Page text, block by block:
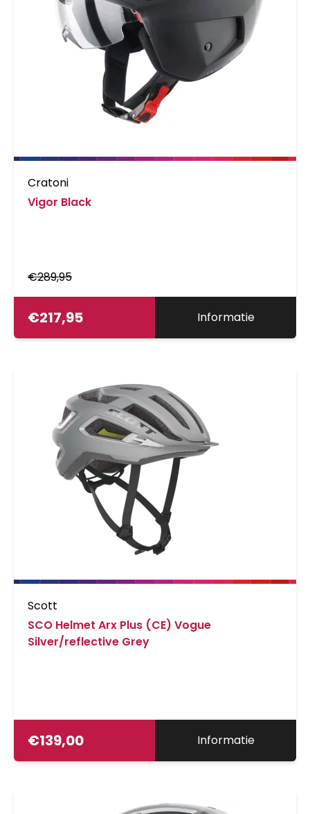
Cratoni
Vigor Black
€289,95
€217,95 Informatie
Scott
SCO Helmet Arx Plus (CE) Vogue
Silver/reflective Grey
€139,00 Informatie